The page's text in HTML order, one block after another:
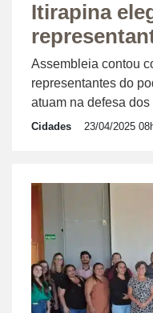
Itirapina
Assembleia contou
representantes do
atuam na defesa
Cidades 23/04/2025